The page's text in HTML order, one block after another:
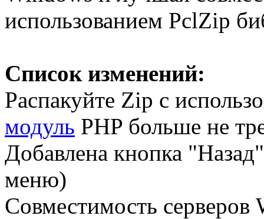
использованием PclZip
Список изменений:
Распакуйте Zip с
модуль PHP больше не
Добавлена кнопка
меню)
Совместимость